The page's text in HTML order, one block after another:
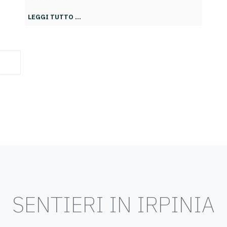
LEGGI TUTTO …
SENTIERI IN IRPINIA